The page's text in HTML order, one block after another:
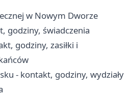
w Nowym Dworze
godziny, świadczenia
godziny, zasiłki i
- kontakt, godziny, wydziały